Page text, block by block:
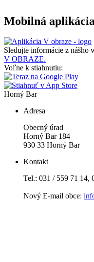
Mobilná aplikácia
Sledujte informácie z nášho
V OBRAZE.
Voľne k stiahnutiu:
Horný Bar
Adresa
Obecný úrad
Horný Bar 184
930 33 Horný Bar
Kontakt
Tel.: 031 / 559 71 14,
Nový E-mail obce: